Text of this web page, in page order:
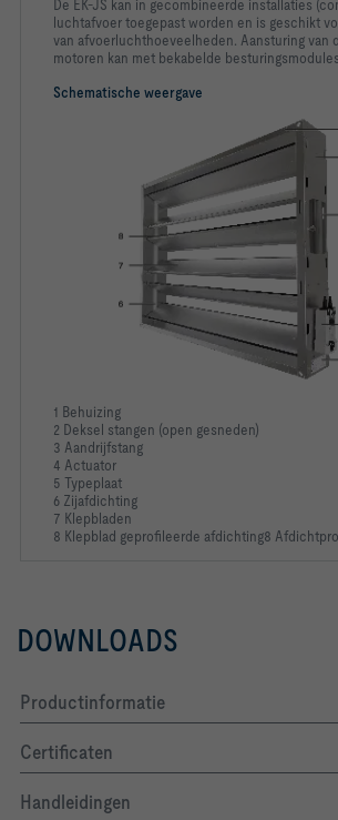
Schematische weergave
1 Behuizing
2 Deksel stangen (open gesneden)
3 Aandrijfstang
4 Actuator
5 Typeplaat
6 Zijafdichting
7 Klepbladen
8 Klepblad geprofileerde afdichting8
De EK-JS kan in gecombineerde installaties
luchtafvoer toegepast worden en is geschikt
van afvoerluchthoeveelheden. Aansturing van
motoren kan met bekabelde
DOWNLOADS
Productinformatie
Certificaten
Handleidingen